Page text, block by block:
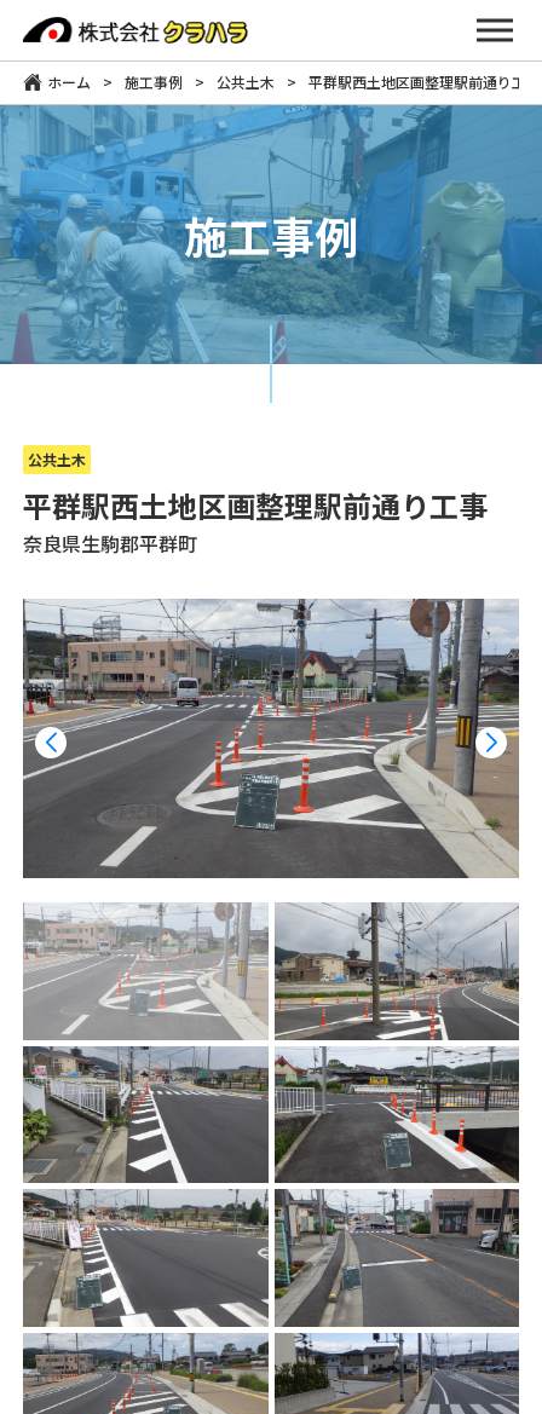
ホーム
事業内容
KR工法について
新着情報
会社概要
お問い合わせ
ホーム > 施工事例 > 公共土木 > 平群駅西土地区画整理駅前通り工事
施工事例
公共土木
平群駅西土地区画整理駅前通り工事
奈良県生駒郡平群町